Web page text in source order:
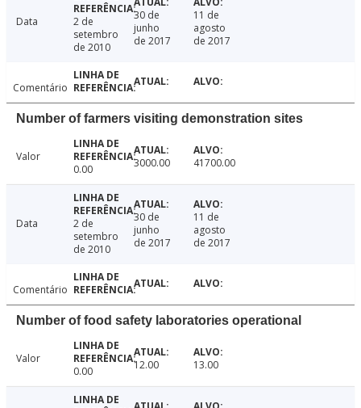
Data
2 de
setembro
de 2010
30 de
junho
de 2017
11 de
agosto
de 2017
Comentário
Number of farmers visiting demonstration sites
Valor
0.00
3000.00 41700.00
Data
2 de
setembro
de 2010
30 de
junho
de 2017
11 de
agosto
de 2017
Comentário
Number of food safety laboratories operational
Valor
0.00
12.00 13.00